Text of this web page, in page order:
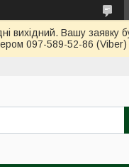
вихідний. Вашу
097-589-52-86 (Viber)